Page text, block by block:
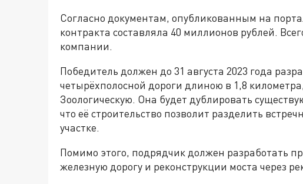
Согласно документам, опубликованным на
контракта составляла 40 миллионов рублей.
компании.
Победитель должен до 31 августа 2023 года
четырёхполосной дороги длиною в 1,8
Зоологическую. Она будет дублировать
что её строительство позволит разделить
участке.
Помимо этого, подрядчик должен разработать
железную дорогу и реконструкции моста через